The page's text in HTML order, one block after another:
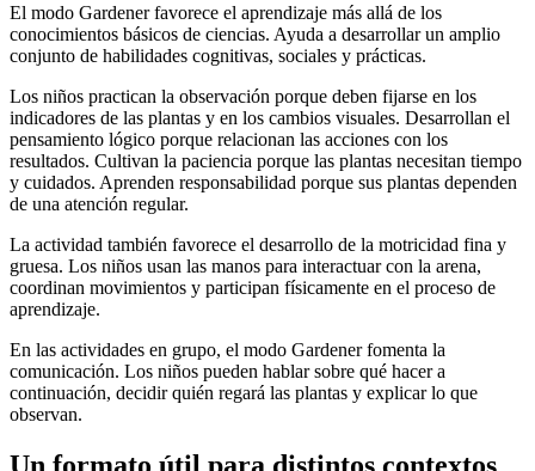
El modo Gardener favorece el aprendizaje más allá de los
conocimientos básicos de ciencias. Ayuda a desarrollar un amplio
conjunto de habilidades cognitivas, sociales y prácticas.
Los niños practican la observación porque deben fijarse en los
indicadores de las plantas y en los cambios visuales. Desarrollan el
pensamiento lógico porque relacionan las acciones con los
resultados. Cultivan la paciencia porque las plantas necesitan tiempo
y cuidados. Aprenden responsabilidad porque sus plantas dependen
de una atención regular.
La actividad también favorece el desarrollo de la motricidad fina y
gruesa. Los niños usan las manos para interactuar con la arena,
coordinan movimientos y participan físicamente en el proceso de
aprendizaje.
En las actividades en grupo, el modo Gardener fomenta la
comunicación. Los niños pueden hablar sobre qué hacer a
continuación, decidir quién regará las plantas y explicar lo que
observan.
Un formato útil para distintos contextos